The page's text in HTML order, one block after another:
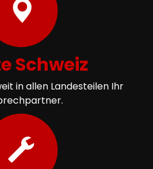
Schweiz
in allen Landesteilen Ihr